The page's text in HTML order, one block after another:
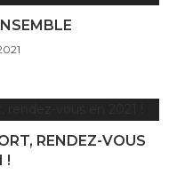
RENDEZ-VOUS
!